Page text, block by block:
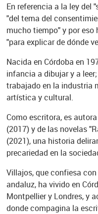
En referencia a la ley del
"del tema del
mucho tiempo" y por eso
"para explicar de dónde
Nacida en Córdoba en
infancia a dibujar y a
trabajado en la industria
artística y cultural.
Como escritora, es
(2017) y de las novelas
(2021), una historia
precariedad en la
Villajos, que confiesa
andaluz, ha vivido en
Montpellier y Londres, y
donde compagina la